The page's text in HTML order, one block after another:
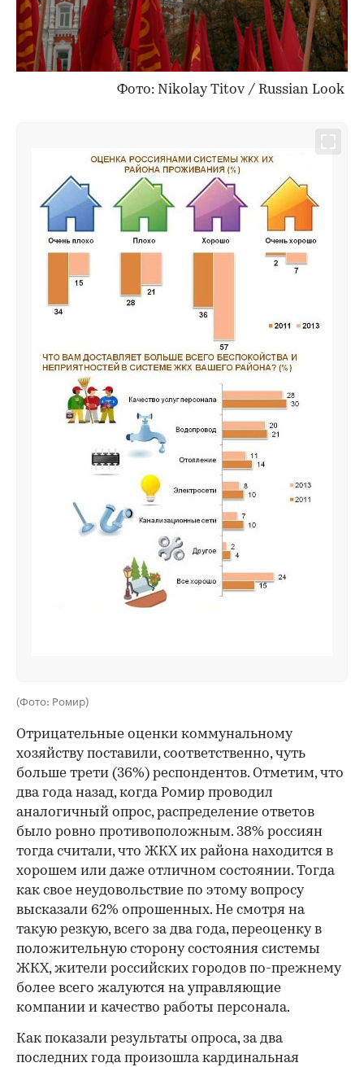
Фото: Nikolay Titov / Russian Look
(Фото: Ромир)
Отрицательные оценки коммунальному
хозяйству поставили, соответственно, чуть
больше трети (36%) респондентов. Отметим, что
два года назад, когда Ромир проводил
аналогичный опрос, распределение ответов
было ровно противоположным. 38% россиян
тогда считали, что ЖКХ их района находится в
хорошем или даже отличном состоянии. Тогда
как свое неудовольствие по этому вопросу
высказали 62% опрошенных. Не смотря на
такую резкую, всего за два года, переоценку в
положительную сторону состояния системы
ЖКХ, жители российских городов по-прежнему
более всего жалуются на управляющие
компании и качество работы персонала.
Как показали результаты опроса, за два
последних года произошла кардинальная